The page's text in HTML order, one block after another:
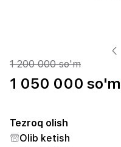
1 200 000 so'm
1 050 000 so'm
Tezroq olish
Olib ketish